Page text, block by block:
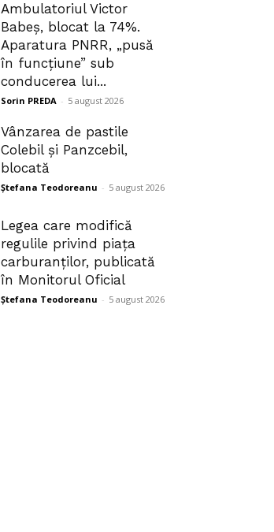
Ambulatoriul Victor
Babeș, blocat la 74%.
Aparatura PNRR, „pusă
în funcțiune” sub
conducerea lui...
Sorin PREDA - 5 august 2026
Vânzarea de pastile
Colebil și Panzcebil,
blocată
Ștefana Teodoreanu - 5 august 2026
Legea care modifică
regulile privind piața
carburanților, publicată
în Monitorul Oficial
Ștefana Teodoreanu - 5 august 2026